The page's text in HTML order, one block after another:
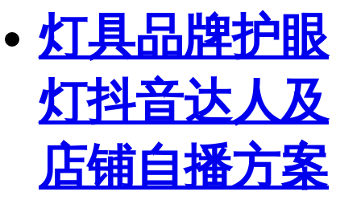
灯具品牌护眼
灯抖音达人及
店铺自播方案